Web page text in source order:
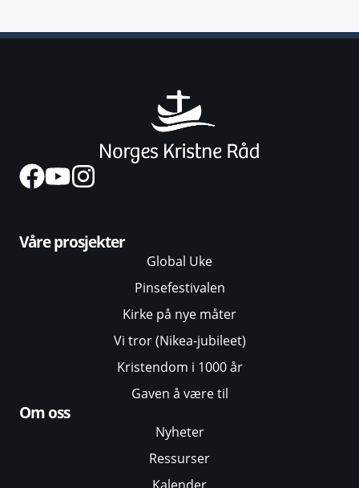
Våre prosjekter
Global Uke
Pinsefestivalen
Kirke på nye måter
Vi tror (Nikea-jubileet)
Kristendom i 1000 år
Gaven å være til
Om oss
Nyheter
Ressurser
Kalender